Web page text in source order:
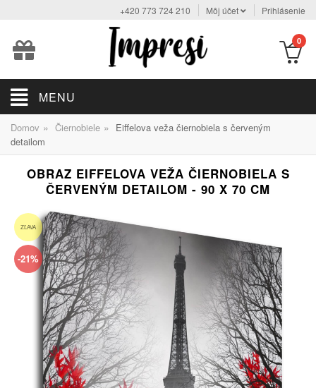
+420 773 724 210 Môj účet Prihlásenie
0
MENU
Domov » Čiernobiele » Eiffelova veža čiernobiela s červeným
detailom
OBRAZ EIFFELOVA VEŽA ČIERNOBIELA S
ČERVENÝM DETAILOM - 90 X 70 CM
ZĽAVA
-21%